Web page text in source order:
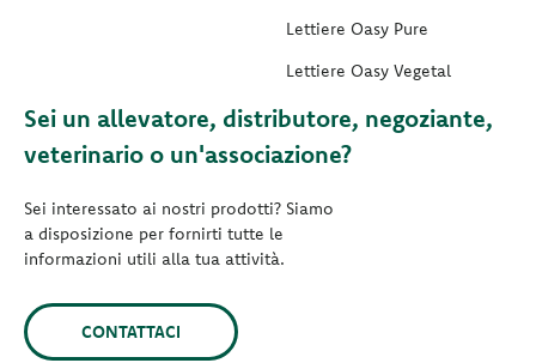
Lettiere Oasy Pure
Lettiere Oasy Vegetal
Sei un allevatore, distributore, negoziante,
veterinario o un'associazione?
Sei interessato ai nostri prodotti? Siamo
a disposizione per fornirti tutte le
informazioni utili alla tua attività.
CONTATTACI